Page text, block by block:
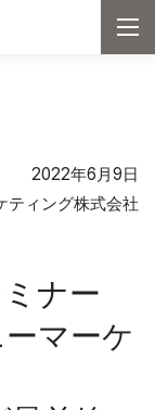
メ
2022年6月9日
ティング株式会社
ナー
マーケ